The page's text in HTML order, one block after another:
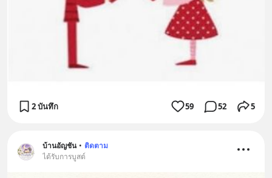
2 บันทึก 59 52 5
บ้านอัญชัน • ติดตาม
ได้รับการบูสต์